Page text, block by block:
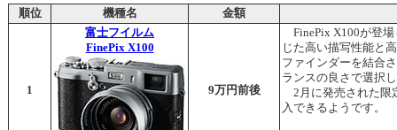
順位 機種名 金額
1
富士フイルム
FinePix X100
9万円前後
FinePix X100が登場
じた高い描写性能と
ファインダーを結合
ランスの良さで選択
2月に発売された限
入できるようです。